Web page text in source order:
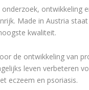
ontwikkeling
Made in Austria
kwaliteit.
de ontwikkeling van
leven verbeteren
eczeem en psoriasis.